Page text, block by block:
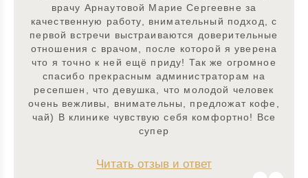
врачу Арнаутовой Марие Сергеевне за
качественную работу, внимательный подход, с
первой встречи выстраиваются доверительные
отношения с врачом, после которой я уверена
что я точно к ней ещё приду! Так же огромное
спасибо прекрасным администраторам на
ресепшен, что девушка, что молодой человек
очень вежливы, внимательны, предложат кофе,
чай) В клинике чувствую себя комфортно! Все
супер
Читать отзыв и ответ